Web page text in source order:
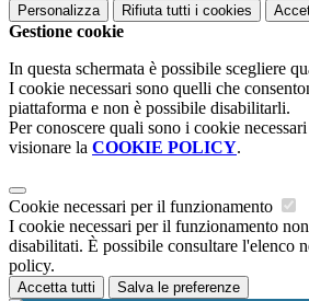
Personalizza Rifiuta tutti i cookies
Gestione cookie
In questa schermata è possibile scegliere
I cookie necessari sono quelli che
piattaforma e non è possibile disabilitarli.
Per conoscere quali sono i cookie
visionare la COOKIE POLICY.
Cookie necessari per il funzionamento
I cookie necessari per il funzionamento
disabilitati. È possibile consultare l'elenco
policy.
Accetta tutti Salva le preferenze